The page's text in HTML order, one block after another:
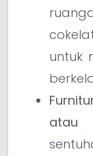
untuk
atau